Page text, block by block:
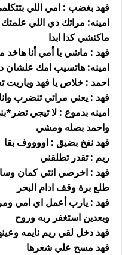
فهد بغضب : امي اللي
امينه: مراتك دي اللي
ماكنشي كدا ابدا
فهد : ماشي يا أمي أنا
امينه: هاتسيب امك علشان
احمد : خلاص يا فهد
فهد : يعني مراتي تنضرب
امينه بدموع : لا تيجي
واحمد بصله ومشي
فهد نفخ بضيق : اووووف بقا
ريم : تقدر تطلقني
فهد : اخرصي انتي كمان
طلع برة وقف ادام البحر
فهد : يارب أعمل اي امي
وبعدين استغفر ربه وروح
فهد دخل لقي ريم نايمه
فهد مسح علي شعرها